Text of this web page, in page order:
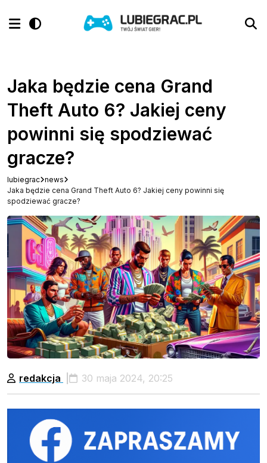
Jaka będzie cena Grand
Theft Auto 6? Jakiej ceny
powinni się spodziewać
gracze?
lubiegrac news
Jaka będzie cena Grand Theft Auto 6? Jakiej ceny powinni się
spodziewać gracze?
redakcja 30 maja 2024, 20:25